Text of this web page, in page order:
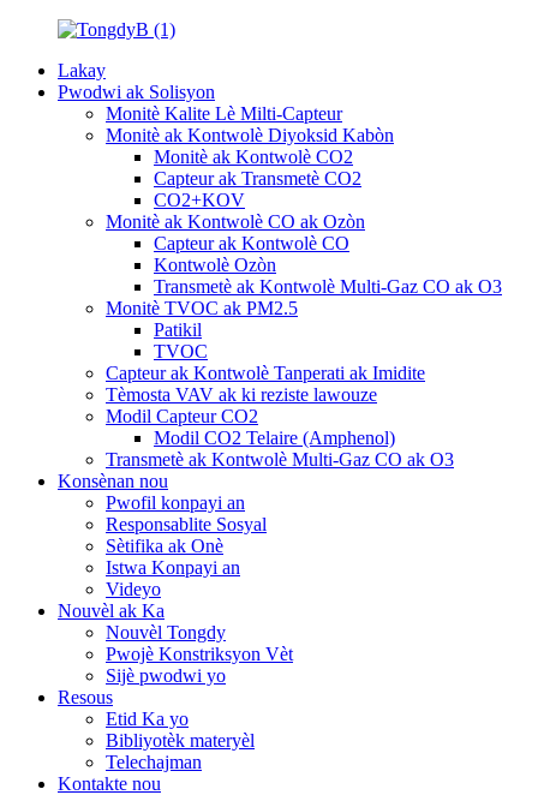
Lakay
Pwodwi ak Solisyon
Monitè Kalite Lè Milti-Capteur
Monitè ak Kontwolè Diyoksid Kabòn
Monitè ak Kontwolè CO2
Capteur ak Transmetè CO2
CO2+KOV
Monitè ak Kontwolè CO ak Ozòn
Capteur ak Kontwolè CO
Kontwolè Ozòn
Transmetè ak Kontwolè Multi-Gaz CO ak O3
Monitè TVOC ak PM2.5
Patikil
TVOC
Capteur ak Kontwolè Tanperati ak Imidite
Tèmosta VAV ak ki reziste lawouze
Modil Capteur CO2
Modil CO2 Telaire (Amphenol)
Transmetè ak Kontwolè Multi-Gaz CO ak O3
Konsènan nou
Pwofil konpayi an
Responsablite Sosyal
Sètifika ak Onè
Istwa Konpayi an
Videyo
Nouvèl ak Ka
Nouvèl Tongdy
Pwojè Konstriksyon Vèt
Sijè pwodwi yo
Resous
Etid Ka yo
Bibliyotèk materyèl
Telechajman
Kontakte nou